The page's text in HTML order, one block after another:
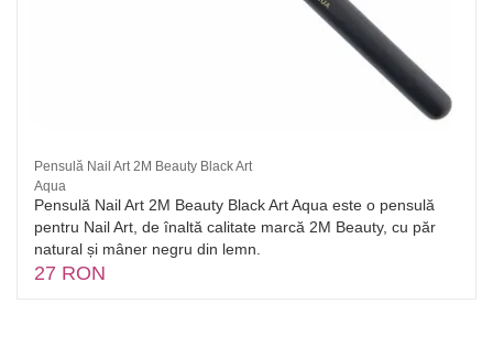
Pensulă Nail Art 2M Beauty Black Art
Aqua
Pensulă Nail Art 2M Beauty Black Art Aqua este o pensulă
pentru Nail Art, de înaltă calitate marcă 2M Beauty, cu păr
natural și mâner negru din lemn.
27 RON